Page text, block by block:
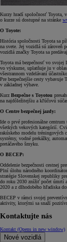
Kurzy hradí spoločnosť Toyota,
o kurze sú dostupné na stránke
O Toyote:
História spoločnosti Toyota sa
na svete. Jej vozidlá sú zároveň
vozidlá značky Toyota sa
Toyota má bezpečnosť vo svojej
vo výskume, uplatňuje ju v
všestrannom vzdelávaní
Pre bezpečnejšie cesty vybavuje
v základnej výbave.
Kurz Bezpečne s Toyotou
na najdôležitejšiu a kľúčovú
O Centre bezpečnej jazdy:
Ide o prvé profesionálne
všetkých vekových kategórií.
rakúskeho modelu tréningových
systémy, vodné prekážky,
pretáčavého šmyku.
O BECEP:
Oddelenie bezpečnosti cestnej
Plní úlohu národného
stratégie Slovenskej republiky
do roku 2030 znížiť počet úmrtí
2020 a z dlhodobého hľadiska
BECEP v rámci svojej
aktivity, ktorými sa snaží
Kontaktujte nás
Kontakt (Opens in new window)
Nové vozidlá